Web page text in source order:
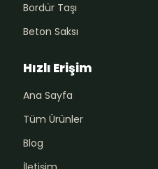
Bordür Taşı
Beton Saksı
Hızlı Erişim
Ana Sayfa
Tüm Ürünler
Blog